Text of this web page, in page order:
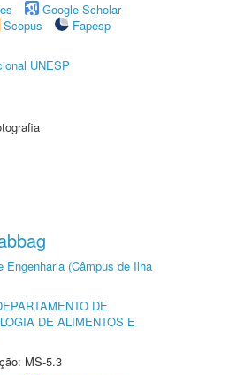
Google Scholar
Scopus
Fapesp
UNESP
Engenharia (Câmpus de Ilha
DE
DE ALIMENTOS E
MS-5.3